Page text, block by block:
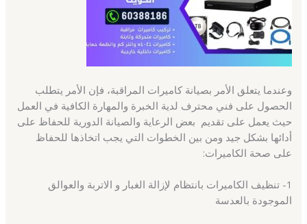
وعندما يتعلق الأمر بصيانة كاميرات المراقبة، فإن الأمر يتطلب
الحصول على فني محترف لدية الخبرة والمهارة الكافية في العمل
حيث يعمل على تقديم بعض الرعاية والصيانة الدورية للحفاظ على
أدائها بشكل جيد ومن بين الخطوات التي يجب اتخاذها للحفاظ
على صحة الكاميرات:
1- تنظيف الكاميرات بانتظام لإزالة الغبار و الاتربة والعوالق
الموجودة بالعدسة